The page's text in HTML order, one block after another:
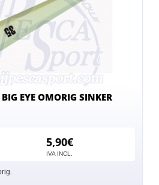
EYE OMORIG SINKER
5,90€
IVA INCL.